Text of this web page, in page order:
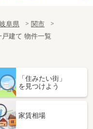
阜県
関市
建て 物件一覧
「住みたい街」
を見つけよう
家賃相場